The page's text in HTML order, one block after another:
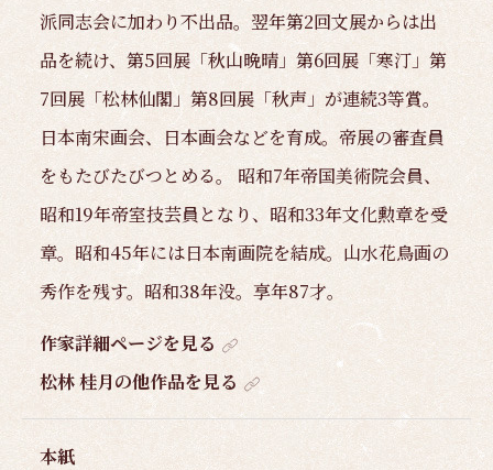
派同志会に加わり不出品。翌年第2回文展からは出
品を続け、第5回展「秋山晩晴」第6回展「寒汀」第
7回展「松林仙閣」第8回展「秋声」が連続3等賞。
日本南宋画会、日本画会などを育成。帝展の審査員
をもたびたびつとめる。 昭和7年帝国美術院会員、
昭和19年帝室技芸員となり、昭和33年文化勲章を受
章。昭和45年には日本南画院を結成。山水花鳥画の
秀作を残す。昭和38年没。享年87才。
作家詳細ページを見る
松林 桂月の他作品を見る
本紙